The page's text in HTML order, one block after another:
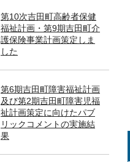
第10次吉田町高齢者保健
福祉計画・第9期吉田町介
護保険事業計画策定しま
した
第6期吉田町障害福祉計画
及び第2期吉田町障害児福
祉計画策定に向けたパブ
リックコメントの実施結
果